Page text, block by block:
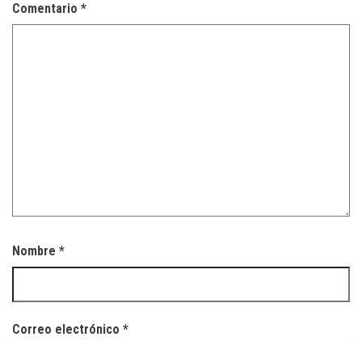
Comentario *
Nombre *
Correo electrónico *